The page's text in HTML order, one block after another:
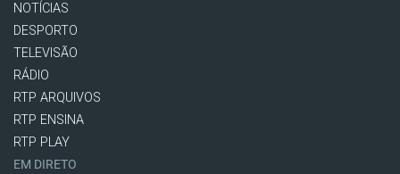
NOTÍCIAS
DESPORTO
TELEVISÃO
RÁDIO
RTP ARQUIVOS
RTP ENSINA
RTP PLAY
EM DIRETO